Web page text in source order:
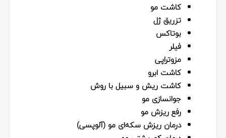
کاشت مو
تزریق ژل
بوتاکس
فیلر
مزوتراپی
کاشت ابرو
کاشت ریش و سبیل با روش
جوانسازی مو
رفع ریزش مو
درمان ریزش سکه‌ای مو (آلوپسی)